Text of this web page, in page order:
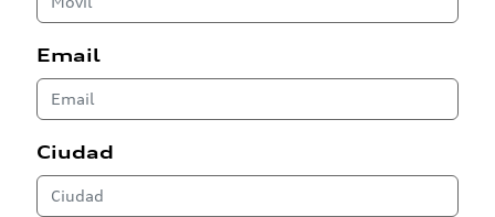
Email
Ciudad